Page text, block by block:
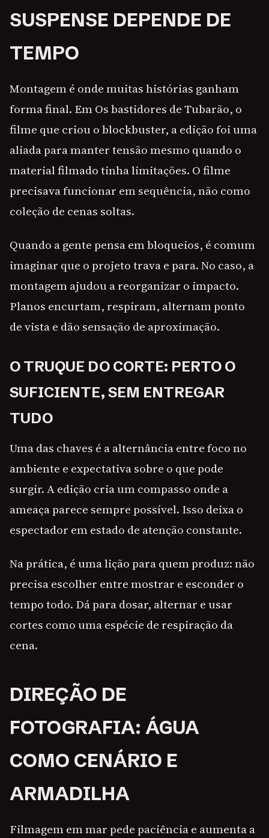
SUSPENSE DEPENDE DE
TEMPO
Montagem é onde muitas histórias ganham
forma final. Em Os bastidores de Tubarão, o
filme que criou o blockbuster, a edição foi uma
aliada para manter tensão mesmo quando o
material filmado tinha limitações. O filme
precisava funcionar em sequência, não como
coleção de cenas soltas.
Quando a gente pensa em bloqueios, é comum
imaginar que o projeto trava e para. No caso, a
montagem ajudou a reorganizar o impacto.
Planos encurtam, respiram, alternam ponto
de vista e dão sensação de aproximação.
O TRUQUE DO CORTE: PERTO O
SUFICIENTE, SEM ENTREGAR
TUDO
Uma das chaves é a alternância entre foco no
ambiente e expectativa sobre o que pode
surgir. A edição cria um compasso onde a
ameaça parece sempre possível. Isso deixa o
espectador em estado de atenção constante.
Na prática, é uma lição para quem produz: não
precisa escolher entre mostrar e esconder o
tempo todo. Dá para dosar, alternar e usar
cortes como uma espécie de respiração da
cena.
DIREÇÃO DE
FOTOGRAFIA: ÁGUA
COMO CENÁRIO E
ARMADILHA
Filmagem em mar pede paciência e aumenta a